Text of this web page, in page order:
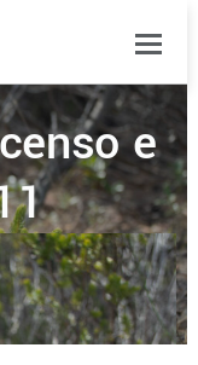
0
e